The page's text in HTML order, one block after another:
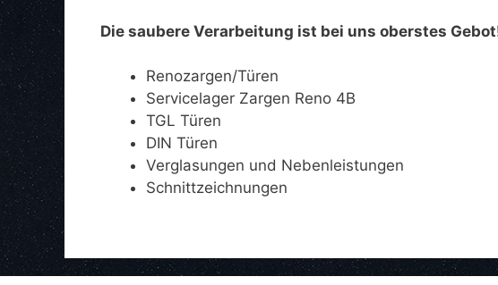
Die saubere Verarbeitung ist bei uns oberstes
Renozargen/Türen
Servicelager Zargen Reno 4B
TGL Türen
DIN Türen
Verglasungen und Nebenleistungen
Schnittzeichnungen